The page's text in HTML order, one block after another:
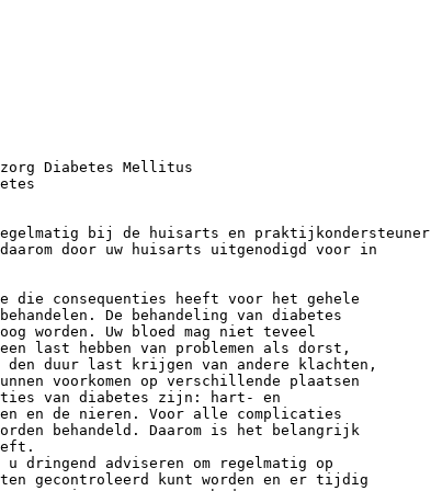
Diabetes Mellitus
bij de huisarts en praktijkondersteuner
door uw huisarts uitgenodigd voor in
consequenties heeft voor het gehele
De behandeling van diabetes
worden. Uw bloed mag niet teveel
last hebben van problemen als dorst,
den duur last krijgen van andere klachten,
voorkomen op verschillende plaatsen
van diabetes zijn: hart- en
en de nieren. Voor alle complicaties
behandeld. Daarom is het belangrijk
dringend adviseren om regelmatig op
gecontroleerd kunt worden en er tijdig